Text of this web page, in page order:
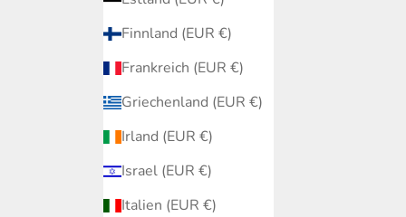
Finnland (EUR €)
Frankreich (EUR €)
Griechenland (EUR €)
Irland (EUR €)
Israel (EUR €)
Italien (EUR €)